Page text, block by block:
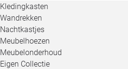
Kledingkasten
Wandrekken
Nachtkastjes
Meubelhoezen
Meubelonderhoud
Eigen Collectie